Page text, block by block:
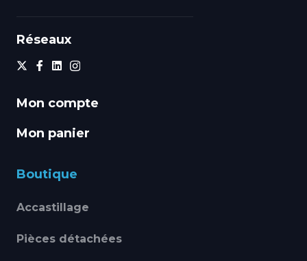
Réseaux
Mon compte
Mon panier
Boutique
Accastillage
Pièces détachées